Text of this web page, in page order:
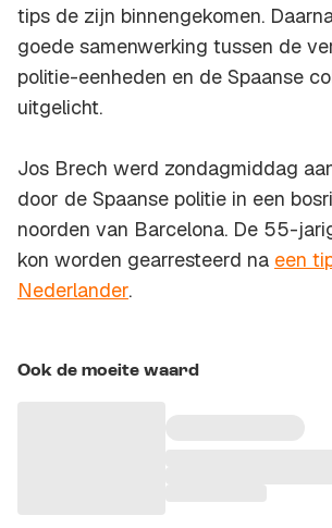
tips de zijn binnengekomen.
goede samenwerking tussen de
politie-eenheden en de Spaanse
uitgelicht.
Jos Brech werd zondagmiddag
door de Spaanse politie in een
noorden van Barcelona. De 55-
kon worden gearresteerd na een
Nederlander.
Ook de moeite waard